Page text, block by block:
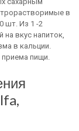
в
шт. Из 1 -2
вкус напиток,
в кальции.
пищи.